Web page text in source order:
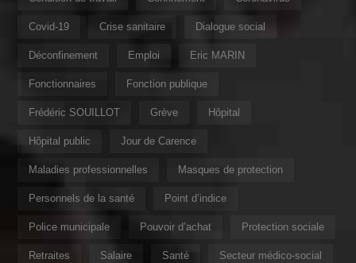
Covid-19 Crise sanitaire Dialogue social
Déconfinement Emploi Eric MARIN
Fonctionnaires Fonction publique
Frédéric SOUILLOT Grève Hôpital
Hôpital public Jour de Carence
Maladies professionnelles Masques de protection
Personnels de la santé Point d’indice
Police municipale Pouvoir d’achat Protection sociale
Retraites Salaire Santé Secteur médico-social